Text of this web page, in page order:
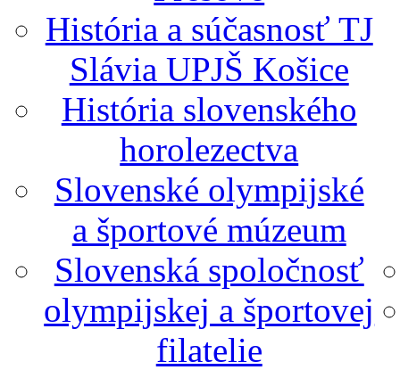
História a súčasnosť TJ
Slávia UPJŠ Košice
História slovenského
horolezectva
Slovenské olympijské
a športové múzeum
Slovenská spoločnosť
olympijskej a športovej
filatelie